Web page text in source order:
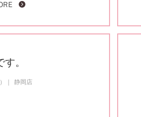
。
静岡店